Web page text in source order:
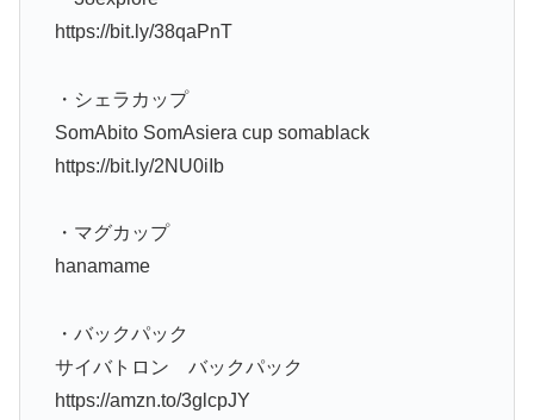
https://bit.ly/38qaPnT
・シェラカップ
SomAbito SomAsiera cup somablack
https://bit.ly/2NU0iIb
・マグカップ
hanamame
・バックパック
サイバトロン バックパック
https://amzn.to/3glcpJY